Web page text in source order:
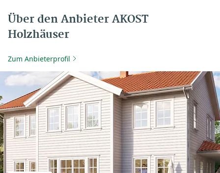
Über den Anbieter AKOST
Holzhäuser
Zum Anbieterprofil